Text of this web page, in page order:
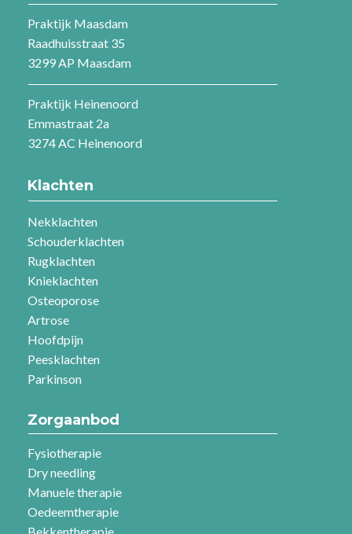
Praktijk Maasdam
Raadhuisstraat 35
3299 AP Maasdam
Praktijk Heinenoord
Emmastraat 2a
3274 AC Heinenoord
Klachten
Nekklachten
Schouderklachten
Rugklachten
Knieklachten
Osteoporose
Artrose
Hoofdpijn
Peesklachten
Parkinson
Zorgaanbod
Fysiotherapie
Dry needling
Manuele therapie
Oedeemtherapie
Bekkentherapie